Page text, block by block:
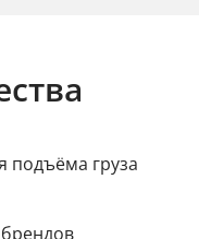
подъёма груза